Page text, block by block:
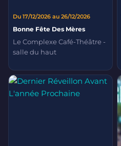
Du 17/12/2026 au 26/12/2026
Bonne Fête Des Mères
Le Complexe Café-Théâtre -
salle du haut